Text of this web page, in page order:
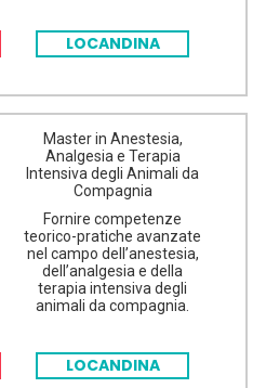
LOCANDINA
Master in Anestesia,
Analgesia e Terapia
Intensiva degli Animali da
Compagnia
Fornire competenze
teorico-pratiche avanzate
nel campo dell’anestesia,
dell’analgesia e della
terapia intensiva degli
animali da compagnia.
LOCANDINA